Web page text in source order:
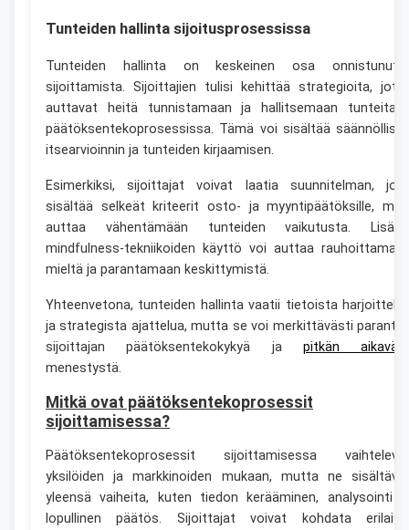
Tunteiden hallinta sijoitusprosessissa
Tunteiden hallinta on keskeinen osa
sijoittamista. Sijoittajien tulisi kehittää strategioita,
auttavat heitä tunnistamaan ja hallitsemaan
päätöksentekoprosessissa. Tämä voi sisältää
itsearvioinnin ja tunteiden kirjaamisen.
Esimerkiksi, sijoittajat voivat laatia suunnitelman,
sisältää selkeät kriteerit osto- ja myyntipäätöksille,
auttaa vähentämään tunteiden vaikutusta.
mindfulness-tekniikoiden käyttö voi auttaa
mieltä ja parantamaan keskittymistä.
Yhteenvetona, tunteiden hallinta vaatii tietoista
ja strategista ajattelua, mutta se voi merkittävästi
sijoittajan päätöksentekokykyä ja pitkän
menestystä.
Mitkä ovat päätöksentekoprosessit
sijoittamisessa?
Päätöksentekoprosessit sijoittamisessa
yksilöiden ja markkinoiden mukaan, mutta ne
yleensä vaiheita, kuten tiedon kerääminen, analysointi
lopullinen päätös. Sijoittajat voivat kohdata